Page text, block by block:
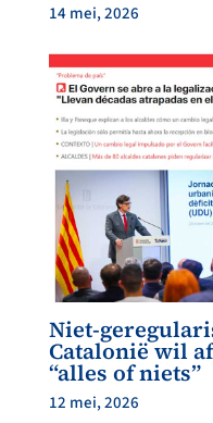
14 mei, 2026
Niet-
Catalonië wil
“alles of niets”
12 mei, 2026